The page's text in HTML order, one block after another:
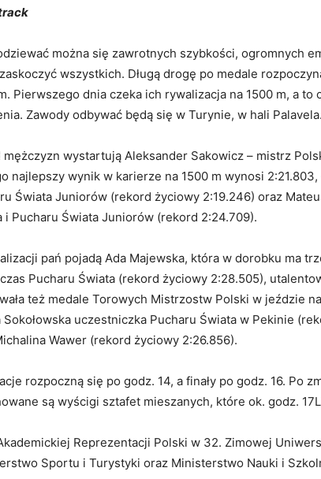
można się zawrotnych szybkości, ogromnych
wszystkich. Długą drogę po medale
Pierwszego dnia czeka ich rywalizacja na 1500 m, a to
Zawody odbywać będą się w Turynie, w hali Palavela.
mężczyzn wystartują Aleksander Sakowicz – mistrz
najlepszy wynik w karierze na 1500 m wynosi
Świata Juniorów (rekord życiowy 2:19.246) oraz
i Pucharu Świata Juniorów (rekord 2:24.709).
pań pojadą Ada Majewska, która w dorobku ma
Pucharu Świata (rekord życiowy 2:28.505),
też medale Torowych Mistrzostw Polski w jeździe
Sokołowska uczestniczka Pucharu Świata w Pekinie
Wawer (rekord życiowy 2:26.856).
rozpoczną się po godz. 14, a finały po godz. 16. Po
są wyścigi sztafet mieszanych, które ok. godz.
Reprezentacji Polski w 32. Zimowej
Sportu i Turystyki oraz Ministerstwo Nauki i